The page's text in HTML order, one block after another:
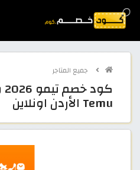
جميع المتاجر
Temu الأردن اونلاين